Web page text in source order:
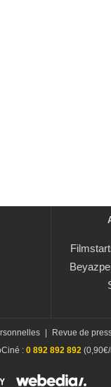
Revue de
: 0 892 892 892